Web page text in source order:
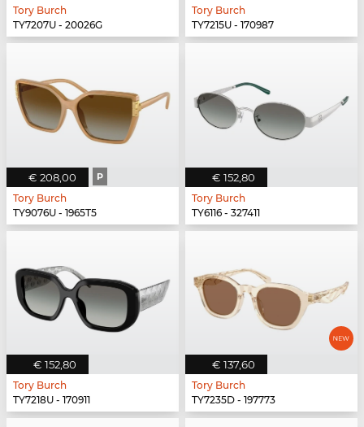
Tory Burch
TY7207U - 20026G
Tory Burch
TY7215U - 170987
€ 208,00 P
Tory Burch
TY9076U - 1965T5
€ 152,80
Tory Burch
TY6116 - 327411
€ 152,80
Tory Burch
TY7218U - 170911
€ 137,60
Tory Burch
TY7235D - 197773